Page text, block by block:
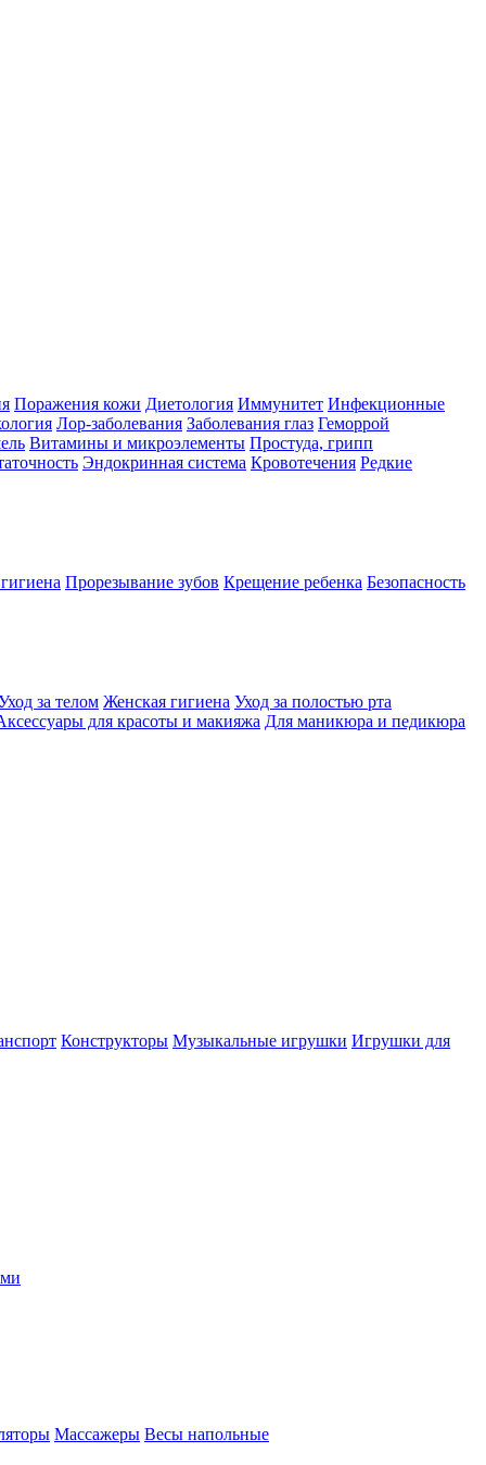
Поражения кожи Диетология Иммунитет Инфекционные
Лор-заболевания Заболевания глаз Геморрой
Витамины и микроэлементы Простуда, грипп
Эндокринная система Кровотечения Редкие
Прорезывание зубов Крещение ребенка Безопасность
за телом Женская гигиена Уход за полостью рта
для красоты и макияжа Для маникюра и педикюра
Конструкторы Музыкальные игрушки Игрушки для
Массажеры Весы напольные